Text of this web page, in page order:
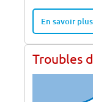
En savoir plus
Troubles